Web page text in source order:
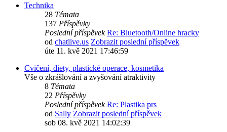
Technika
28 Témata
137 Příspěvky
Poslední příspěvek Re: Bluetooth/Online hracky
od chatlive.us Zobrazit poslední příspěvek
úte 11. kvě 2021 17:46:59
Cvičení, diety, plastické operace, kosmetika
Vše o zkrášlování a zvyšování atraktivity
8 Témata
22 Příspěvky
Poslední příspěvek Re: Plastika prs
od Sally Zobrazit poslední příspěvek
sob 08. kvě 2021 14:02:39